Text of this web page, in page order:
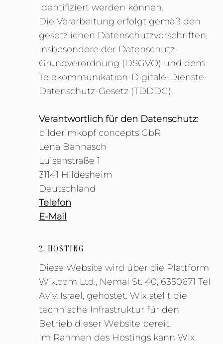
identifiziert werden können.
Die Verarbeitung erfolgt gemäß den
gesetzlichen Datenschutzvorschriften,
insbesondere der Datenschutz-
Grundverordnung (DSGVO) und dem
Telekommunikation-Digitale-Dienste-
Datenschutz-Gesetz (TDDDG).
Verantwortlich für den Datenschutz:
bilderimkopf concepts GbR
Lena Bannasch
Luisenstraße 1
31141 Hildesheim
Deutschland
Telefon
E-Mail
2. HOSTING
Diese Website wird über die Plattform
Wix.com Ltd., Nemal St. 40, 6350671 Tel
Aviv, Israel, gehostet. Wix stellt die
technische Infrastruktur für den
Betrieb dieser Website bereit.
Im Rahmen des Hostings kann Wix